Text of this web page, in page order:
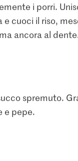
i porri.
cuoci il riso,
ancora al
spremuto.
e pepe.